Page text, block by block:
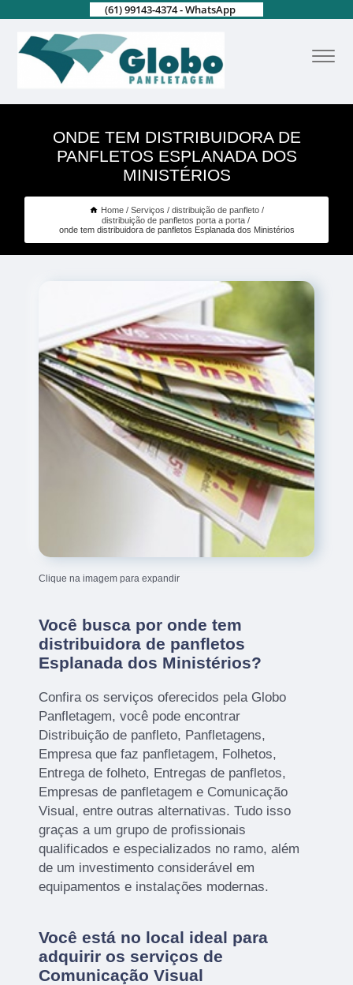
(61) 99143-4374 - WhatsApp
ONDE TEM DISTRIBUIDORA DE
PANFLETOS ESPLANADA DOS
MINISTÉRIOS
Home Serviços
distribuição de panfleto
distribuição de panfletos porta a porta
onde tem distribuidora de panfletos Esplanada dos Ministérios
Clique na imagem para expandir
Você busca por onde tem
distribuidora de panfletos
Esplanada dos Ministérios?
Confira os serviços oferecidos pela Globo
Panfletagem, você pode encontrar
Distribuição de panfleto, Panfletagens,
Empresa que faz panfletagem, Folhetos,
Entrega de folheto, Entregas de panfletos,
Empresas de panfletagem e Comunicação
Visual, entre outras alternativas. Tudo isso
graças a um grupo de profissionais
qualificados e especializados no ramo, além
de um investimento considerável em
equipamentos e instalações modernas.
Você está no local ideal para
adquirir os serviços de
Comunicação Visual